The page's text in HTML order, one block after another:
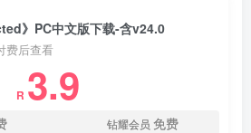
》PC中文版下载-含v24.0
费后查看
R 3.9
钻耀会员 免费